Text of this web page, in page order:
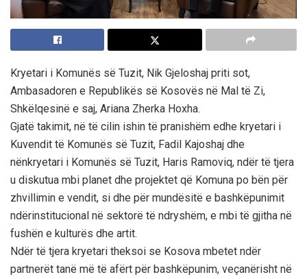
Kryetari i Komunës së Tuzit, Nik Gjeloshaj priti sot,
Ambasadoren e Republikës së Kosovës në Mal të Zi,
Shkëlqesinë e saj, Ariana Zherka Hoxha.
Gjatë takimit, në të cilin ishin të pranishëm edhe kryetari i
Kuvendit të Komunës së Tuzit, Fadil Kajoshaj dhe
nënkryetari i Komunës së Tuzit, Haris Ramoviq, ndër të tjera
u diskutua mbi planet dhe projektet që Komuna po bën për
zhvillimin e vendit, si dhe për mundësitë e bashkëpunimit
ndërinstitucional në sektorë të ndryshëm, e mbi të gjitha në
fushën e kulturës dhe artit.
Ndër të tjera kryetari theksoi se Kosova mbetet ndër
partnerët tanë më të afërt për bashkëpunim, veçanërisht në